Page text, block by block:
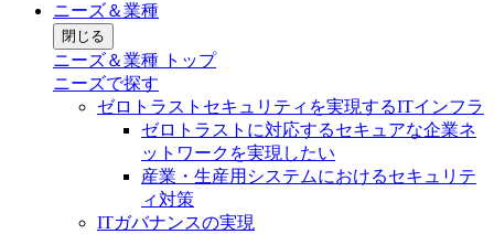
ニーズ＆業種
閉じる
ニーズ＆業種 トップ
ニーズで探す
ゼロトラストセキュリティを実現するITインフラ
ゼロトラストに対応するセキュアな企業ネ
ットワークを実現したい
産業・生産用システムにおけるセキュリテ
ィ対策
ITガバナンスの実現